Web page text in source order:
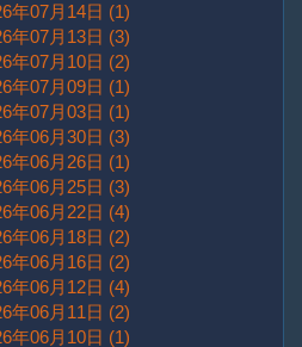
年07月14日 (1)
年07月13日 (3)
年07月10日 (2)
年07月09日 (1)
年07月03日 (1)
年06月30日 (3)
年06月26日 (1)
年06月25日 (3)
年06月22日 (4)
年06月18日 (2)
年06月16日 (2)
年06月12日 (4)
年06月11日 (2)
年06月10日 (1)